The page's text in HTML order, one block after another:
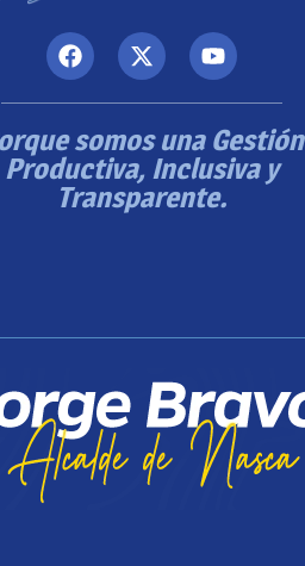
somos una Gestión
Productiva, Inclusiva y
Transparente.